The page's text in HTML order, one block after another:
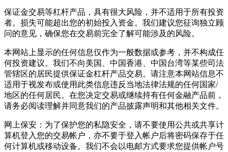
保证金交易等杠杆产品，具有很大风险，并不适用于所有投资
者。损失可能超出您的初始投入资金。我们建议您征询独立顾
问的意见，确保您在交易前完全了解可能涉及的风险。
本网站上显示的任何信息仅作为一般数据或参考，并不构成任
何投资建议。我们不向美国、中国香港、中国台湾等某些司法
管辖区的居民提供保证金杠杆产品交易。请注意本网站信息不
适用于视发布或使用此类信息违反当地法律法规的任何国家/
地区的任何居民。在您决定交易或继续持有任何金融产品前，
请务必阅读理解并同意我们的产品披露声明和其他相关文件。
网上保安：为了保护您的私隐安全，请不要使用公共或共享计
算机登入您的交易帐户，亦不要于登入帐户后将密码保存于任
何计算机或移动设备。我们不会以电邮方式要求您提供帐户号